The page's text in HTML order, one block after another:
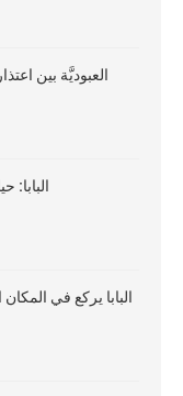
العبوديَّة بين
البابا:
البابا يركع في المكان